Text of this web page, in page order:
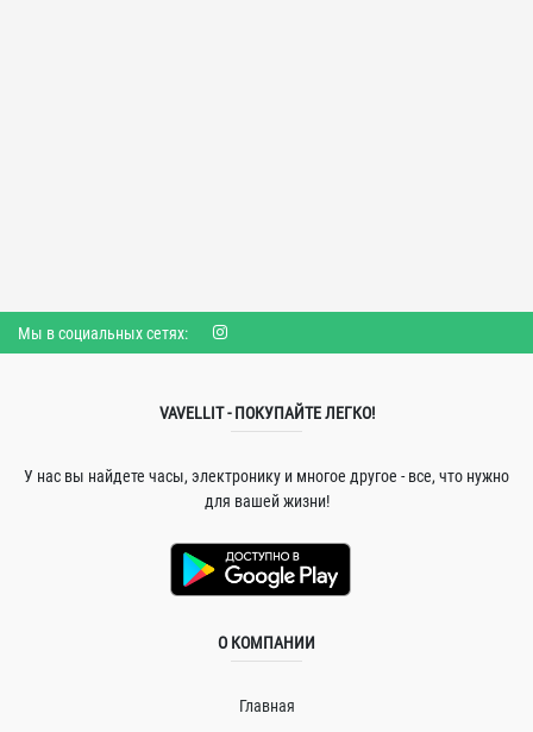
Мы в социальных сетях:
VAVELLIT - ПОКУПАЙТЕ ЛЕГКО!
У нас вы найдете часы, электронику и многое другое - все, что нужно
для вашей жизни!
О КОМПАНИИ
Главная